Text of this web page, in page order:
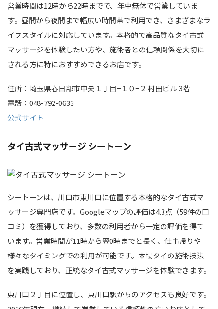
営業時間は12時から22時までで、年中無休で営業していま
す。昼間から夜間まで幅広い時間帯で利用でき、さまざまなラ
イフスタイルに対応しています。本格的で高品質なタイ古式
マッサージを体験したい方や、施術者との信頼関係を大切に
される方に特におすすめできるお店です。
住所：埼玉県春日部市中央１丁目−１０−２ 村田ビル 3階
電話：048-792-0633
公式サイト
タイ古式マッサージ シートーン
シートーンは、川口市東川口に位置する本格的なタイ古式マ
ッサージ専門店です。Googleマップの評価は4.3点（59件の口
コミ）を獲得しており、多数の利用者から一定の評価を得て
います。営業時間が11時から翌0時までと長く、仕事帰りや
様々なタイミングでの利用が可能です。本場タイの施術技法
を実践しており、正統なタイ古式マッサージを体験できます。
東川口２丁目に位置し、東川口駅からのアクセスも良好です。